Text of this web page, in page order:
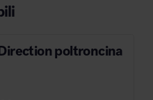
poltroncina